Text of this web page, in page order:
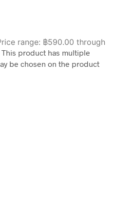
range: ฿590.00 through
This product has multiple
be chosen on the product